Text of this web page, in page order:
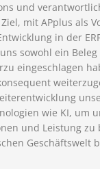
und
mit APplus als
in der
sowohl ein
eingeschlagen
wie KI, um
und Leistung
Geschäftswelt